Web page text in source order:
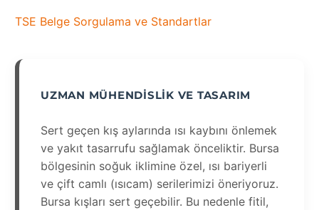
TSE Belge Sorgulama ve Standartlar
UZMAN MÜHENDISLIK VE TASARIM
Sert geçen kış aylarında ısı kaybını önlemek
ve yakıt tasarrufu sağlamak önceliktir. Bursa
bölgesinin soğuk iklimine özel, ısı bariyerli
ve çift camlı (ısıcam) serilerimizi öneriyoruz.
Bursa kışları sert geçebilir. Bu nedenle fitil,